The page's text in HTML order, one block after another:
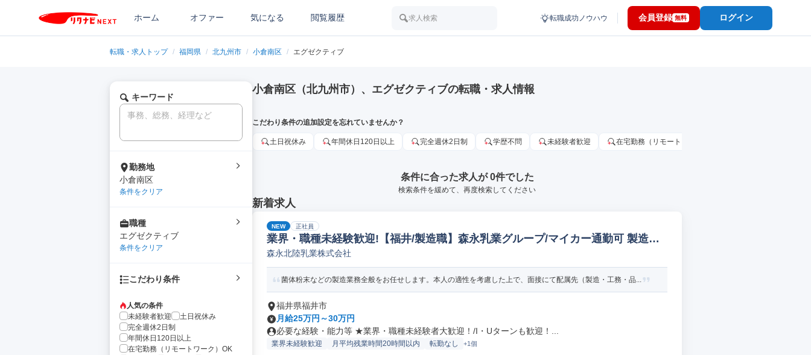
ホーム オファー 気になる 閲覧履歴 求人検索 転職成功ノウハウ 会員登録 無料 ログイン
転職・求人トップ / 福岡県 / 北九州市 / 小倉南区 / エグゼクティブ
キーワード
勤務地
小倉南区
条件をクリア
職種
エグゼクティブ
条件をクリア
こだわり条件
人気の条件
未経験者歓迎
土日祝休み
完全週休2日制
年間休日120日以上
在宅勤務（リモートワーク）OK
小倉南区（北九州市）、エグゼクティブの転職・求人情報
こだわり条件の追加設定を忘れていませんか？
土日祝休み 年間休日120日以上 完全週休2日制 学歴不問 未経験者歓迎 在宅勤務（リモートワーク）OK
条件に合った求人が 0件でした
検索条件を緩めて、再度検索してください
新着求人
NEW 正社員
業界・職種未経験歓迎!【福井/製造職】森永乳業グループ/マイカー通勤可 製造オ
ペレーター/ラインマネージャー(食品/飲料/たばこ)
森永北陸乳業株式会社
菌体粉末などの製造業務全般をお任せします。本人の適性を考慮した上で、面接にて配属先（製造・工務・品...
福井県福井市
月給25万円～30万円
必要な経験・能力等 ★業界・職種未経験者大歓迎！/I・Uターンも歓迎！...
業界未経験歓迎 月平均残業時間20時間以内 転勤なし +1個